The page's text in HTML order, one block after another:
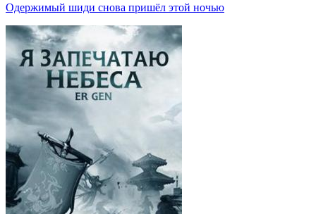
Одержимый шиди снова пришёл этой ночью